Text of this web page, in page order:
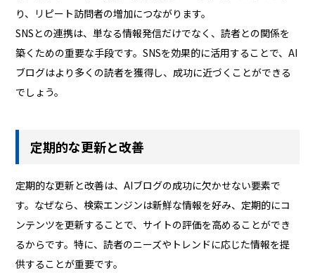
り、リピート訪問者の増加につながります。
SNSとの連携は、単なる情報発信だけでなく、読者との関係を
築くための重要な手段です。SNSを効果的に活用することで、AI
ブログはより多くの読者を獲得し、成功に近づくことができる
でしょう。
定期的な更新と改善
定期的な更新と改善は、AIブログの成功に欠かせない要素で
す。なぜなら、検索エンジンは新鮮な情報を好み、定期的にコ
ンテンツを更新することで、サイトの評価を高めることができ
るからです。特に、読者のニーズやトレンドに応じた情報を提
供することが重要です。